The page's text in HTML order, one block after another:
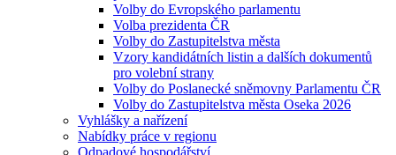
Volby do Evropského parlamentu
Volba prezidenta ČR
Volby do Zastupitelstva města
Vzory kandidátních listin a dalších dokumentů
pro volební strany
Volby do Poslanecké sněmovny Parlamentu ČR
Volby do Zastupitelstva města Oseka 2026
Vyhlášky a nařízení
Nabídky práce v regionu
Odpadové hospodářství